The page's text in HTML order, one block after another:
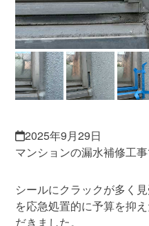
2025年9月29日
マンションの漏水補修工事
シールにクラックが多く
を応急処置的に予算を抑
だきました。